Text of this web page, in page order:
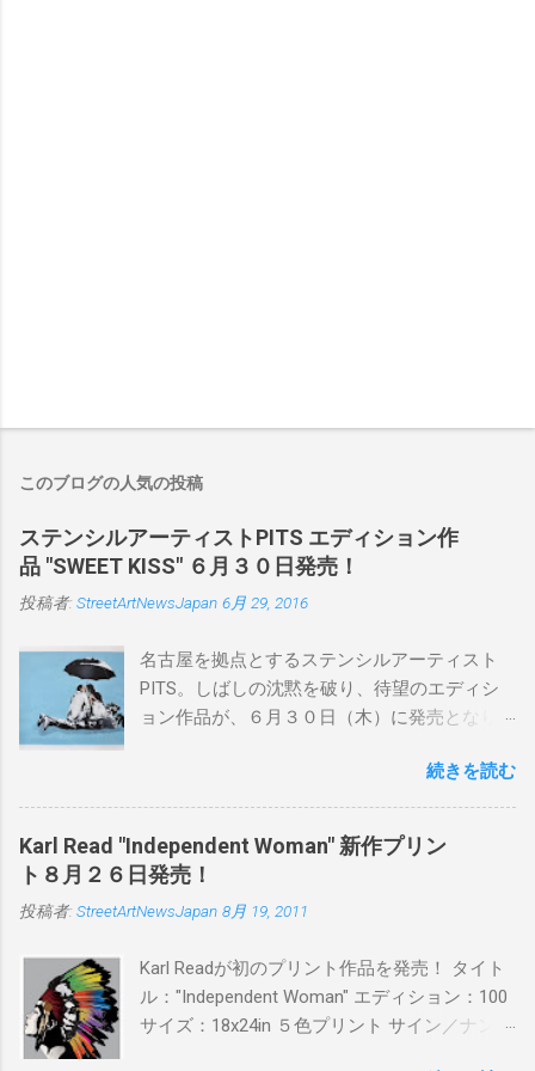
このブログの人気の投稿
ステンシルアーティストPITS エディション作
品 "SWEET KISS" ６月３０日発売！
投稿者: StreetArtNewsJapan 6月 29, 2016
名古屋を拠点とするステンシルアーティスト
PITS。しばしの沈黙を破り、待望のエディシ
ョン作品が、６月３０日（木）に発売となり
品に落とし込むスタイルは今作でも健在。(
PITSの過去記事はこちらから ) 発売日：6月30
日(木)19時 タイトル：SWEET KISS カラー：
BLUE/MINT GREEN/PINK/YELLOW エディショ
ン：各色５ サイズ：800mm × 550mm 価格：
¥16,000(¥17,280) 購入は、 こちら から
続きを読む
Karl Read "Independent Woman" 新作プリン
ト８月２６日発売！
投稿者: StreetArtNewsJapan 8月 19, 2011
Karl Readが初のプリント作品を発売！ タイト
ル："Independent Woman" エディション：100
サイズ：18x24in ５色プリント サイン／ナンバ